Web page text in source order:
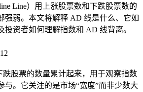
Line）用上涨股票数和下跌股票数的
强弱。本文将解释 AD 线是什么、它如
投资者如何理解指数和 AD 线背离。
跌股票的数量累计起来，用于观察指数
与。它关注的是市场“宽度”而非少数大